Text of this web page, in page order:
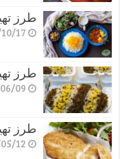
طرز
17
طرز
09
طرز
12